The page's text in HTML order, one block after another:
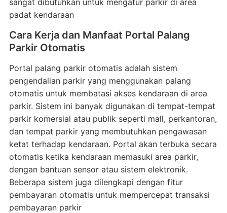
sangat dibutuhkan untuk mengatur parkir di area
padat kendaraan
Cara Kerja dan Manfaat Portal Palang
Parkir Otomatis
Portal palang parkir otomatis adalah sistem
pengendalian parkir yang menggunakan palang
otomatis untuk membatasi akses kendaraan di area
parkir. Sistem ini banyak digunakan di tempat-tempat
parkir komersial atau publik seperti mall, perkantoran,
dan tempat parkir yang membutuhkan pengawasan
ketat terhadap kendaraan. Portal akan terbuka secara
otomatis ketika kendaraan memasuki area parkir,
dengan bantuan sensor atau sistem elektronik.
Beberapa sistem juga dilengkapi dengan fitur
pembayaran otomatis untuk mempercepat transaksi
pembayaran parkir